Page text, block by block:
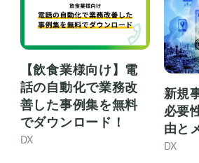
【飲食業様向け】電
話の自動化で業務改
善した事例集を無料
でダウンロード！
DX
新規
必要
由と
DX